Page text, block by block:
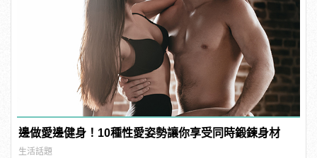
邊做愛邊健身！10種性愛姿勢讓你享受同時鍛鍊身材
生活話題